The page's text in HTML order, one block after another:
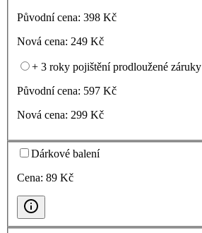
Původní cena: 398 Kč
Nová cena: 249 Kč
+ 3 roky pojištění prodloužené záruky
Původní cena: 597 Kč
Nová cena: 299 Kč
Dárkové balení
Cena: 89 Kč